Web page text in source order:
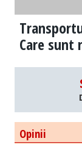
Care
Opinii